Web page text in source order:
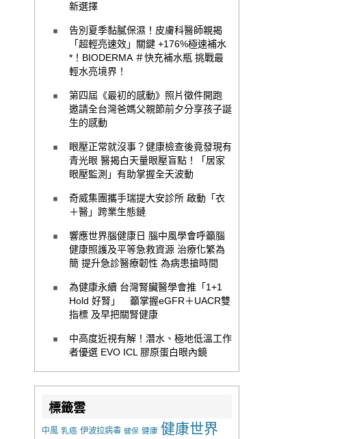
新選擇
告別夏季黏膩保濕！皮膚科醫師親揭
「超輕亮速效」關鍵 +176%極速補水
*！BIODERMA ＃快充補水瓶 挑戰最
輕水亮境界！
第四屆《最初的感動》照片徵件開跑
邀請全台灣爸媽父親節前夕分享孩子誕
生的感動
眼壓正常就沒事？健康檢查後竟發現有
青光眼 醫揭白天量眼壓盲點！「居家
眼壓監測」有助掌握全天波動
奇威集團攜手瑞提大安診所 啟動「衣
＋醫」跨業生態鏈
響應世界腦健康日 腦中風學會呼籲腦
健康照護及平等急救資源 治療化繁為
簡 提升急診醫療韌性 為病患搶時間
為健康永續 台灣腎臟醫學會推「1+1
Hold 好腎」 籲掌握eGFR＋UACR雙
指標 及早把關腎健康
中高度近視有解！潛水、極地低溫工作
者優選 EVO ICL 膠原蛋白眼內鏡
標籤雲
中風 乳癌 伊波拉病毒 健保 健康 健康世界